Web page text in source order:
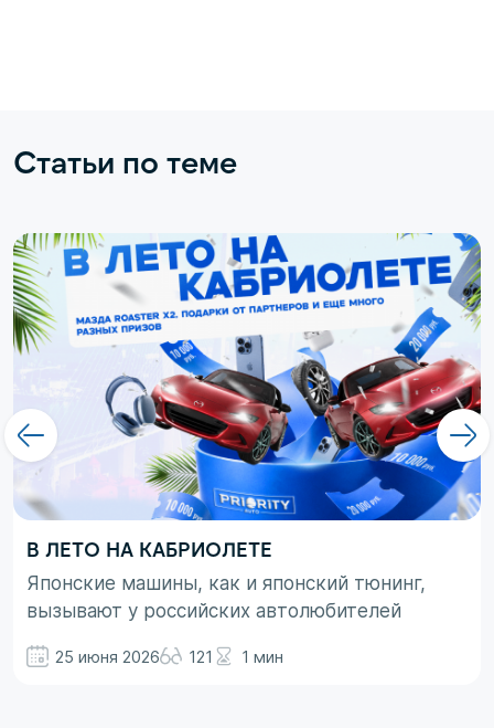
Статьи по теме
В ЛЕТО НА КАБРИОЛЕТЕ
Японские машины, как и японский тюнинг,
вызывают у российских автолюбителей
просто ассоциируются с вполне понятными
25 июня 2026 121 1 мин